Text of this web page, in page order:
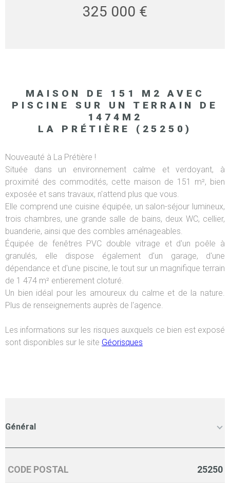
325 000 €
MAISON DE 151 M2 AVEC
PISCINE SUR UN TERRAIN DE
1474M2
LA PRÉTIÈRE (25250)
Nouveauté à La Prétière !
Située dans un environnement calme et verdoyant, à
proximité des commodités, cette maison de 151 m², bien
exposée et sans travaux, n'attend plus que vous.
Elle comprend une cuisine équipée, un salon-séjour lumineux,
trois chambres, une grande salle de bains, deux WC, cellier,
buanderie, ainsi que des combles aménageables.
Équipée de fenêtres PVC double vitrage et d'un poêle à
granulés, elle dispose également d'un garage, d'une
dépendance et d'une piscine, le tout sur un magnifique terrain
de 1 474 m² entierement cloturé.
Un bien idéal pour les amoureux du calme et de la nature.
Plus de renseignements auprès de l'agence.
Les informations sur les risques auxquels ce bien est exposé
sont disponibles sur le site Géorisques
Général
Caractérisque Valeurs
CODE POSTAL 25250